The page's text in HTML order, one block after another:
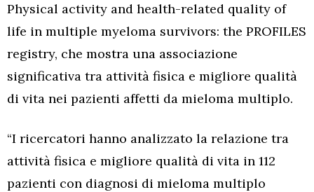
Physical activity and health-related quality of
life in multiple myeloma survivors: the PROFILES
registry, che mostra una associazione
significativa tra attività fisica e migliore qualità
di vita nei pazienti affetti da mieloma multiplo.
“I ricercatori hanno analizzato la relazione tra
attività fisica e migliore qualità di vita in 112
pazienti con diagnosi di mieloma multiplo